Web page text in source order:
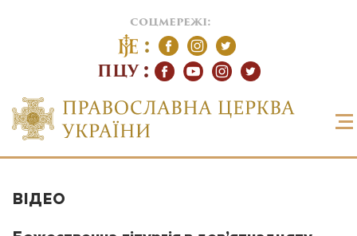
соцмережі:
ПЦУ
ВІДЕО